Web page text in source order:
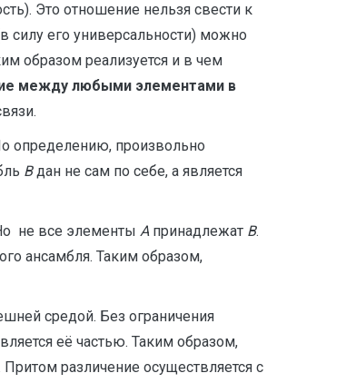
Это отношение нельзя свести к
силу его универсальности) можно
образом реализуется и в чем
между любыми элементами в
определению, произвольно
Bдан не сам по себе, а является
не все элементы Aпринадлежат B.
ансамбля. Таким образом,
средой. Без ограничения
её частью. Таким образом,
различение осуществляется с